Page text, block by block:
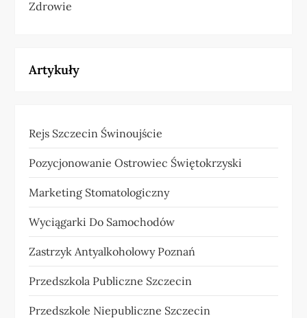
Zdrowie
Artykuły
Rejs Szczecin Świnoujście
Pozycjonowanie Ostrowiec Świętokrzyski
Marketing Stomatologiczny
Wyciągarki Do Samochodów
Zastrzyk Antyalkoholowy Poznań
Przedszkola Publiczne Szczecin
Przedszkole Niepubliczne Szczecin